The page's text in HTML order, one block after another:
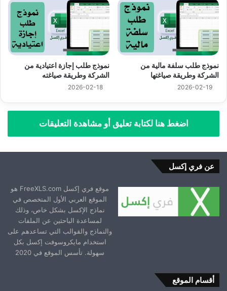
نموذج طلب سلفة مالية من
الشركة وطريقة صياغتها
2026-02-19
نموذج طلب إجازة اعتيادية من
الشركة وطريقة صياغته
2026-02-18
اضغط هنا لكتابة تعليق أو مشاهدة التعليقات
عن فري إكسل
موقع فري إكسل FreeXLS.com هو
الموقع العربي الأول المتخصص في
نماذج الإكسل بشكل خاص، وذلك
لمساعدة الباحثين عن الملفات
والنماذج والقوالب التي تساعدهم على
استخدام مايكروسوفت إكسل بكل
سهولة. تأسس الموقع في 2020
أقسام الموقع